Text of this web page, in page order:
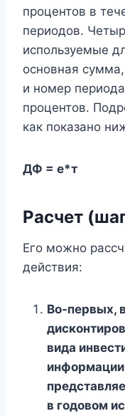
процентов в
периодов.
используемые
основная
и номер
процентов.
как показано
ДФ = е*т
Расчет
Его можно
действия:
Во-первых,
вида
в годовом